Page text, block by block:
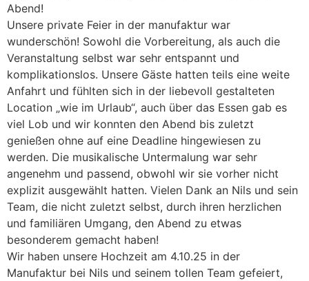
Abend!
Unsere private Feier in der manufaktur war
wunderschön! Sowohl die Vorbereitung, als auch die
Veranstaltung selbst war sehr entspannt und
komplikationslos. Unsere Gäste hatten teils eine weite
Anfahrt und fühlten sich in der liebevoll gestalteten
Location „wie im Urlaub“, auch über das Essen gab es
viel Lob und wir konnten den Abend bis zuletzt
genießen ohne auf eine Deadline hingewiesen zu
werden. Die musikalische Untermalung war sehr
angenehm und passend, obwohl wir sie vorher nicht
explizit ausgewählt hatten. Vielen Dank an Nils und sein
Team, die nicht zuletzt selbst, durch ihren herzlichen
und familiären Umgang, den Abend zu etwas
besonderem gemacht haben!
Wir haben unsere Hochzeit am 4.10.25 in der
Manufaktur bei Nils und seinem tollen Team gefeiert,